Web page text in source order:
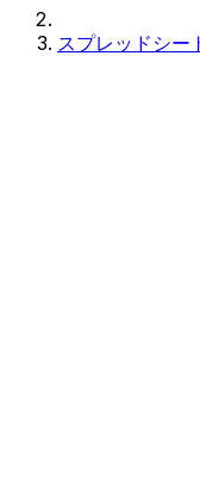
スプレッドシー